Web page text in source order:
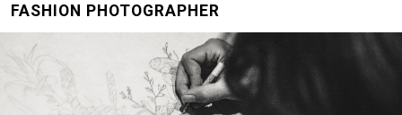
FASHION PHOTOGRAPHER